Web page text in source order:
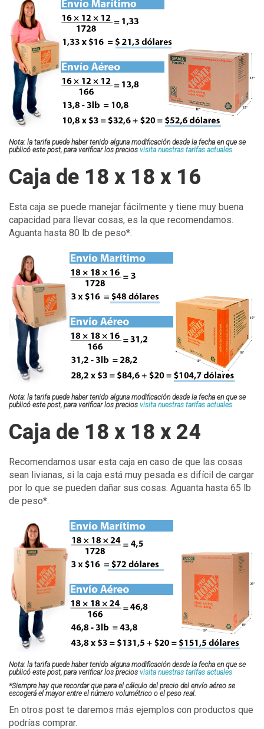
Nota: la tarifa puede haber tenido alguna modificación desde la fecha en que se
publicó este post, para verificar los precios visita nuestras tarifas actuales
Caja de 18 x 18 x 16
Esta caja se puede manejar fácilmente y tiene muy buena
capacidad para llevar cosas, es la que recomendamos.
Aguanta hasta 80 lb de peso*.
Nota: la tarifa puede haber tenido alguna modificación desde la fecha en que se
publicó este post, para verificar los precios visita nuestras tarifas actuales
Caja de 18 x 18 x 24
Recomendamos usar esta caja en caso de que las cosas
sean livianas, si la caja está muy pesada es difícil de cargar
por lo que se pueden dañar sus cosas. Aguanta hasta 65 lb
de peso*.
Nota: la tarifa puede haber tenido alguna modificación desde la fecha en que se
publicó este post, para verificar los precios visita nuestras tarifas actuales
*Siempre hay que recordar que para el cálculo del precio del envío aéreo se
escogerá el mayor entre el número volumétrico o el peso real.
En otros post te daremos más ejemplos con productos que
podrías comprar.